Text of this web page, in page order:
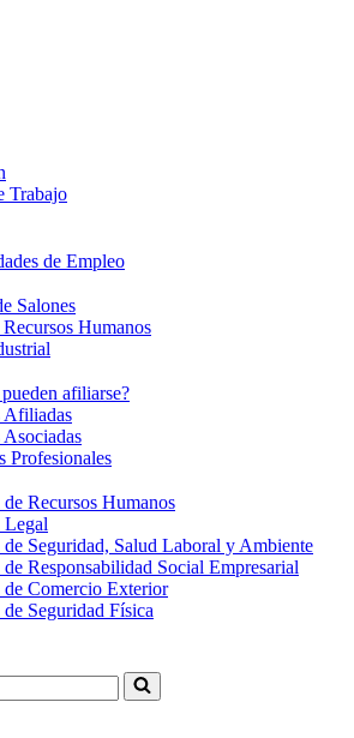
Trabajo
de Empleo
Salones
Humanos
afiliarse?
Afiliadas
Asociadas
Profesionales
Recursos Humanos
Legal
Seguridad, Salud Laboral y Ambiente
Responsabilidad Social Empresarial
Comercio Exterior
Seguridad Física